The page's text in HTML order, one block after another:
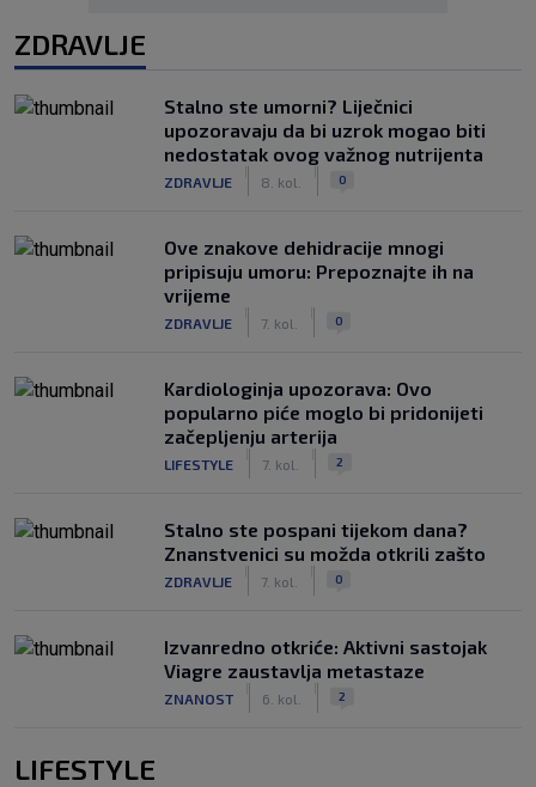
ZDRAVLJE
Stalno ste umorni? Liječnici
upozoravaju da bi uzrok mogao biti
nedostatak ovog važnog nutrijenta
ZDRAVLJE 8. kol. 0
Ove znakove dehidracije mnogi
pripisuju umoru: Prepoznajte ih na
vrijeme
ZDRAVLJE 7. kol. 0
Kardiologinja upozorava: Ovo
popularno piće moglo bi pridonijeti
začepljenju arterija
LIFESTYLE 7. kol. 2
Stalno ste pospani tijekom dana?
Znanstvenici su možda otkrili zašto
ZDRAVLJE 7. kol. 0
Izvanredno otkriće: Aktivni sastojak
Viagre zaustavlja metastaze
ZNANOST 6. kol. 2
LIFESTYLE